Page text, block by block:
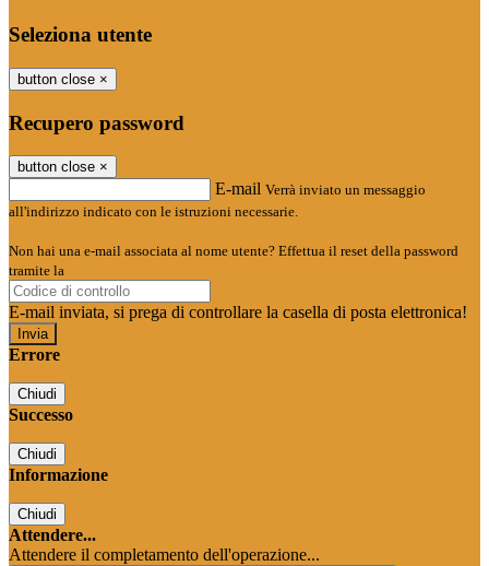
Seleziona utente
button close ×
Recupero password
button close ×
E-mail Verrà inviato un messaggio
all'indirizzo indicato con le istruzioni necessarie.
Non hai una e-mail associata al nome utente? Effettua il reset della password
tramite la
E-mail inviata, si prega di controllare la casella di posta elettronica!
Errore
Chiudi
Successo
Chiudi
Informazione
Chiudi
Attendere...
Attendere il completamento dell'operazione...